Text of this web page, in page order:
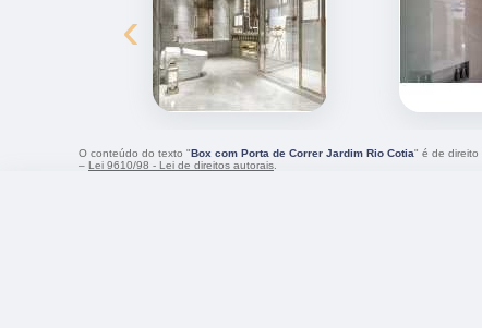
‹
O conteúdo do texto "Box com Porta de Correr Jardim Rio Cotia" é de direito
– Lei 9610/98 - Lei de direitos autorais